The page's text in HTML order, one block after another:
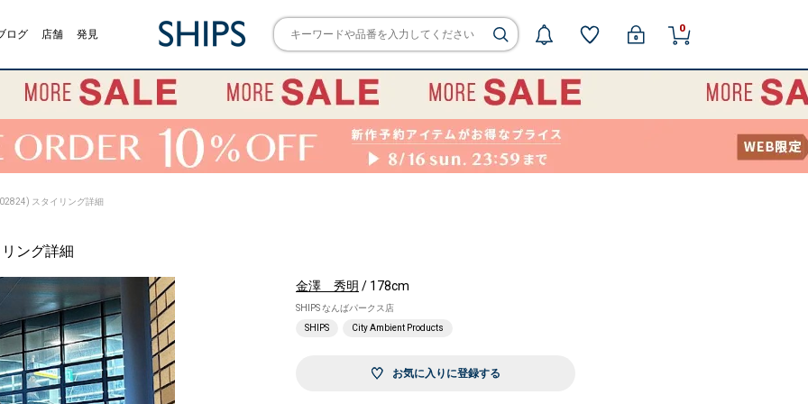
ログ 店舗 発見 0
スタイリング詳細
ング詳細
金澤 秀明 / 178cm
SHIPS なんばパークス店
SHIPS
City Ambient Products
お気に入りに登録する